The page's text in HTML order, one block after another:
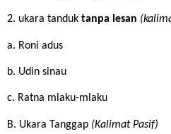
2. ukara tanduk tanpa lesan
a. Roni adus
b. Udin sinau
c. Ratna mlaku-mlaku
B. Ukara Tanggap (Kalimat Pasif)